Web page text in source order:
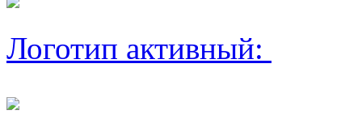
Логотип активный: